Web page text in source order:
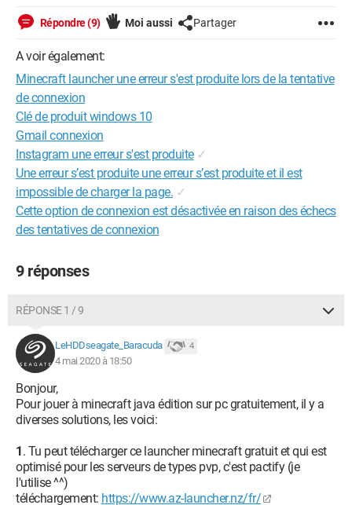
Répondre (9) Moi aussi Partager
A voir également:
Minecraft launcher une erreur s'est produite lors de la tentative
de connexion
Clé de produit windows 10
Gmail connexion
Instagram une erreur s'est produite ✓
Une erreur s’est produite une erreur s’est produite et il est
impossible de charger la page. ✓
Cette option de connexion est désactivée en raison des échecs
des tentatives de connexion
9 réponses
RÉPONSE 1 / 9
LeHDDseagate_Baracuda 4
4 mai 2020 à 18:50
Bonjour,
Pour jouer à minecraft java édition sur pc gratuitement, il y a
diverses solutions, les voici:
1. Tu peut télécharger ce launcher minecraft gratuit et qui est
optimisé pour les serveurs de types pvp, c'est pactify (je
l'utilise ^^)
téléchargement: https://www.az-launcher.nz/fr/